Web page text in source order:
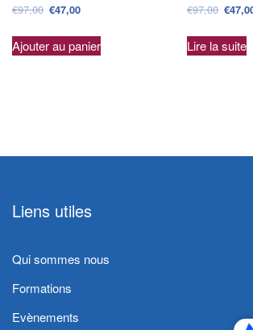
€97,00 €47,00
Ajouter au panier
€97,00 €
Lire la suite
Liens utiles
Qui sommes nous
Formations
Evènements